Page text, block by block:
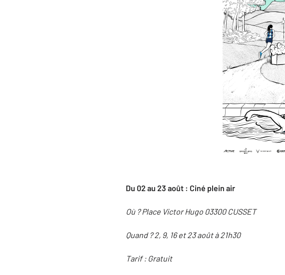
Du 02 au 23 août : Ciné plein air
Où ? Place Victor Hugo 03300 CUSSET
Quand ? 2, 9, 16 et 23 août à 21h30
Tarif : Gratuit